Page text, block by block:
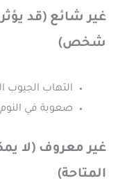
شخص)
التهاب الجيوب
صعوبة في النوم
غير معروف (لا
المتاحة)